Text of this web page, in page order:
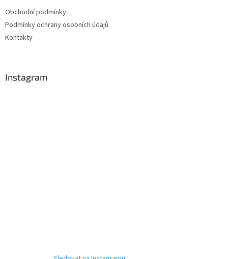
Obchodní podmínky
Podmínky ochrany osobních údajů
Kontakty
Instagram